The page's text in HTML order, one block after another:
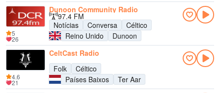
Dunoon Community Radio
97.4 FM
Notícias
Conversa
Céltico
Reino Unido
Dunoon
5
26
CeltCast Radio
Folk
Céltico
Países Baixos
Ter Aar
4.6
21